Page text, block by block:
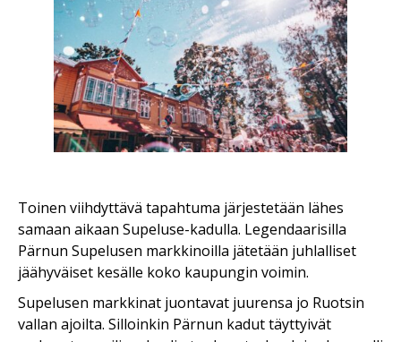
Toinen viihdyttävä tapahtuma järjestetään lähes
samaan aikaan Supeluse-kadulla. Legendaarisilla
Pärnun Supelusen markkinoilla jätetään juhlalliset
jäähyväiset kesälle koko kaupungin voimin.
Supelusen markkinat juontavat juurensa jo Ruotsin
vallan ajoilta. Silloinkin Pärnun kadut täyttyivät